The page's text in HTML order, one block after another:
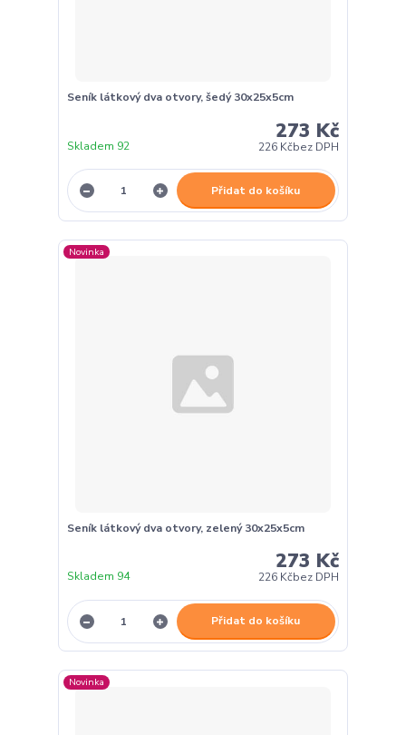
Seník látkový dva otvory, šedý 30x25x5cm
273 Kč
226 Kčbez DPH
Skladem 92
Přidat do košíku
Novinka
Seník látkový dva otvory, zelený 30x25x5cm
273 Kč
226 Kčbez DPH
Skladem 94
Přidat do košíku
Novinka